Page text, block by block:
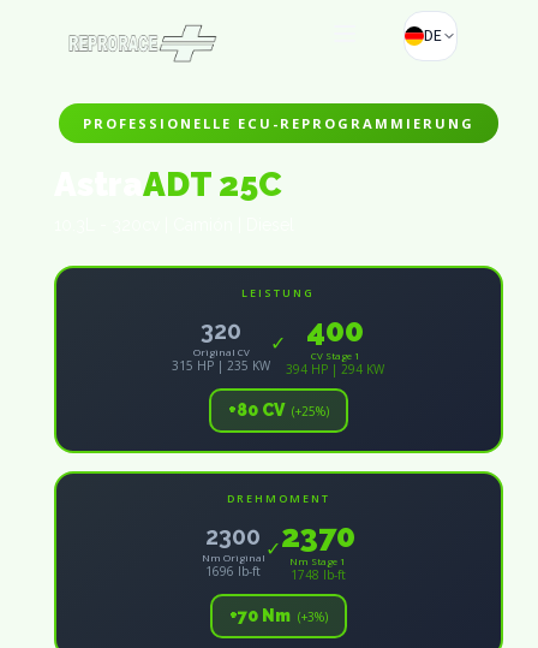
DE
PROFESSIONELLE ECU-REPROGRAMMIERUNG
ADT 25C
LEISTUNG
320
Original CV
315 HP | 235 KW
✓ 400
CV Stage 1
394 HP | 294 KW
+80 CV (+25%)
DREHMOMENT
2300
Nm Original
1696 lb-ft
✓2370
Nm Stage 1
1748 lb-ft
+70 Nm (+3%)